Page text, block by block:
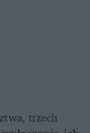
trzech